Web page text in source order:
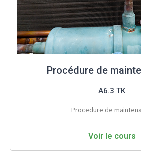
Procédure de
A6.3 TK
Procedure de
Voir le cours